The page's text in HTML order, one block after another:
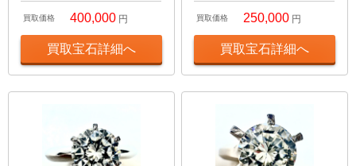
買取価格 400,000 円
買取宝石詳細へ
買取価格 250,000 円
買取宝石詳細へ